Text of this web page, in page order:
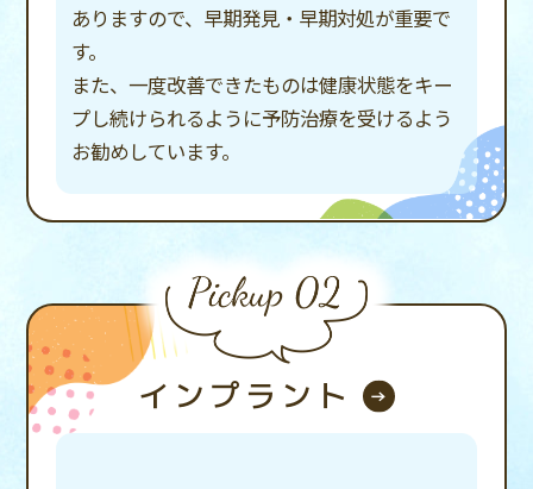
ありますので、 早期発見・早期対処が重要で
す。
また、一度改善できたものは健康状態をキー
プし続けられるように予防治療を受けるよう
お勧めしています。
インプラント